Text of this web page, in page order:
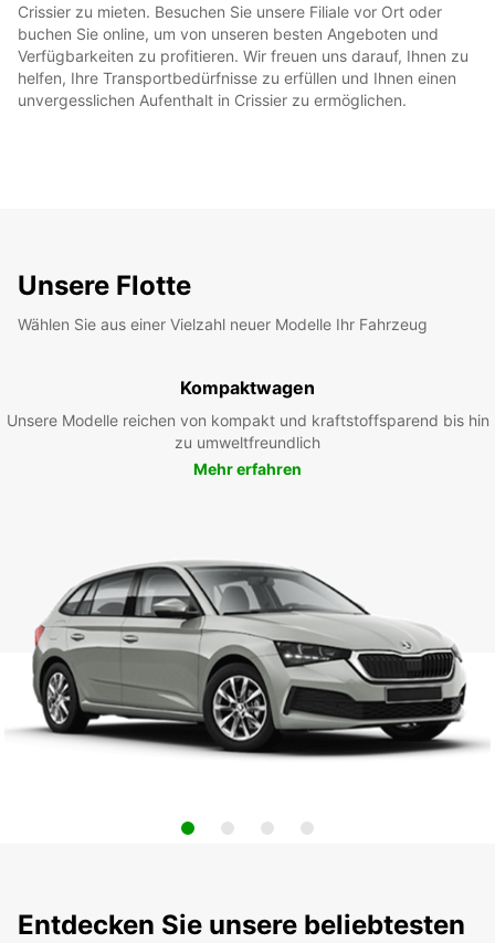
Crissier zu mieten. Besuchen Sie unsere Filiale vor Ort oder
buchen Sie online, um von unseren besten Angeboten und
Verfügbarkeiten zu profitieren. Wir freuen uns darauf, Ihnen zu
helfen, Ihre Transportbedürfnisse zu erfüllen und Ihnen einen
unvergesslichen Aufenthalt in Crissier zu ermöglichen.
Unsere Flotte
Wählen Sie aus einer Vielzahl neuer Modelle Ihr Fahrzeug
Kompaktwagen
Unsere Modelle reichen von kompakt und kraftstoffsparend bis hin
zu umweltfreundlich
Mehr erfahren
Entdecken Sie unsere beliebtesten